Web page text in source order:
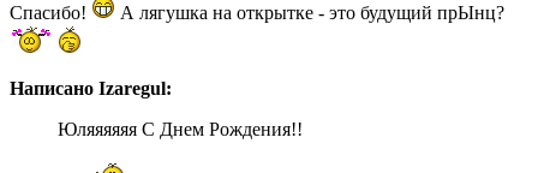
Спасибо! А лягушка на открытке - это будущий прЫнц?
Написано Izaregul:
Юляяяяяя С Днем Рождения!!